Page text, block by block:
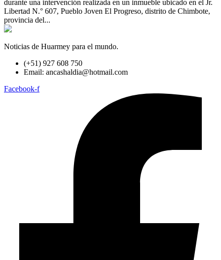
durante una intervención realizada en un inmueble ubicado en el Jr.
Libertad N.° 607, Pueblo Joven El Progreso, distrito de Chimbote,
provincia del...
Noticias de Huarmey para el mundo.
(+51) 927 608 750
Email: ancashaldia@hotmail.com
Facebook-f